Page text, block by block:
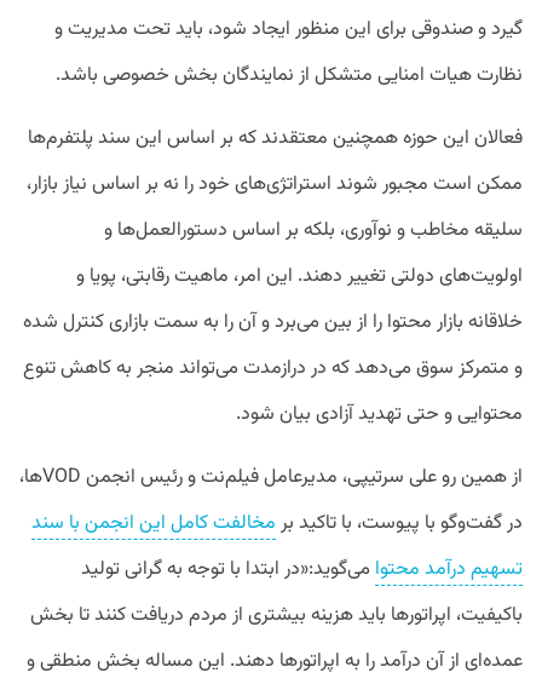
گیرد و صندوقی برای این منظور ایجاد شود، باید تحت مدیریت و
نظارت هیات امنایی متشکل از نمایندگان بخش خصوصی باشد.
فعالان این حوزه همچنین معتقدند که بر اساس این سند پلتفرم‌ها
ممکن است مجبور شوند استراتژی‌های خود را نه بر اساس نیاز بازار،
سلیقه مخاطب و نوآوری، بلکه بر اساس دستورالعمل‌ها و
اولویت‌های دولتی تغییر دهند. این امر، ماهیت رقابتی، پویا و
خلاقانه بازار محتوا را از بین می‌برد و آن را به سمت بازاری کنترل شده
و متمرکز سوق می‌دهد که در درازمدت می‌تواند منجر به کاهش تنوع
محتوایی و حتی تهدید آزادی بیان شود.
از همین رو علی‌ سرتیپی، مدیرعامل فیلم‌نت و رئیس انجمن VODها،
در گفت‌وگو با پیوست، با تاکید بر مخالفت کامل این انجمن با سند
تسهیم درآمد محتوا می‌گوید:«در ابتدا با توجه به گرانی تولید
باکیفیت، اپراتورها باید هزینه‌ بیشتری از مردم دریافت کنند تا بخش
عمده‌ای از آن درآمد را به اپراتورها دهند. این مساله بخش منطقی و